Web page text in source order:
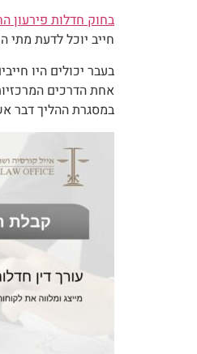
בחוק חדלות פירעון
חייב יוכל לדעת מתי
בעבר יכולים היו
אחת הדרכים
במסגרת ההליך דבר